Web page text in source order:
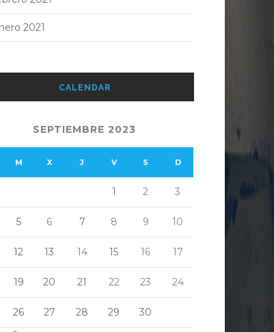
2021
CALENDAR
SEPTIEMBRE 2023
M X J V S D
1 2 3
5 6 7 8 9 10
12 13 14 15 16 17
19 20 21 22 23 24
26 27 28 29
30